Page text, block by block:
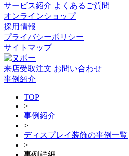
サービス紹介 よくあるご質問
オンラインショップ
採用情報
プライバシーポリシー
サイトマップ
来店受取注文 お問い合わせ
事例紹介
TOP
>
事例紹介
>
ディスプレイ装飾の事例一覧
>